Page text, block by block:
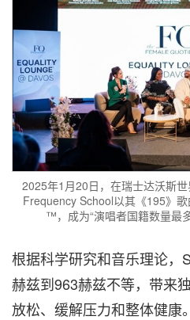
2025年1月20日，在瑞士达沃斯
Frequency School以其《195》
™，成为“演唱者国籍数量最
根据科学研究和音乐理论，
赫兹到963赫兹不等，带来
放松、缓解压力和整体健康